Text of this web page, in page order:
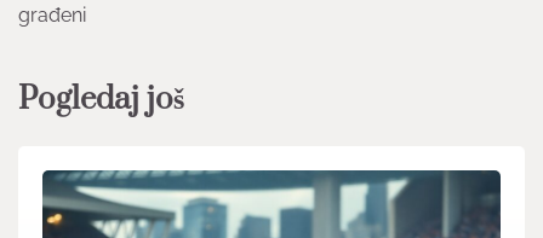
građeni
Pogledaj još